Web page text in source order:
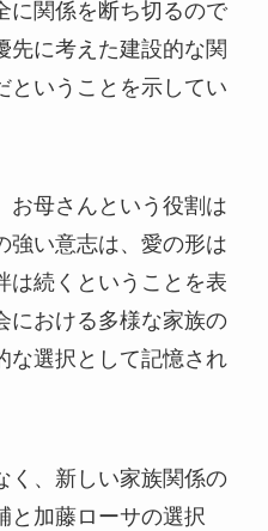
に関係を断ち切るので
先に考えた建設的な関
ということを示してい
お母さんという役割は
強い意志は、愛の形は
は続くということを表
における多様な家族の
な選択として記憶され
く、新しい家族関係の
と加藤ローサの選択